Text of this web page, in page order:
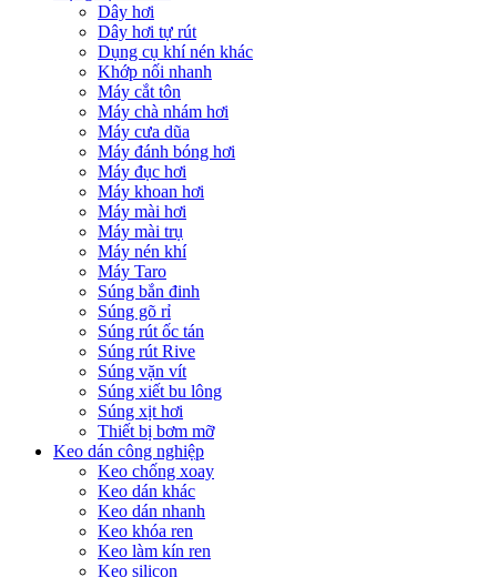
Dây hơi
Dây hơi tự rút
Dụng cụ khí nén khác
Khớp nối nhanh
Máy cắt tôn
Máy chà nhám hơi
Máy cưa dũa
Máy đánh bóng hơi
Máy đục hơi
Máy khoan hơi
Máy mài hơi
Máy mài trụ
Máy nén khí
Máy Taro
Súng bắn đinh
Súng gõ rỉ
Súng rút ốc tán
Súng rút Rive
Súng vặn vít
Súng xiết bu lông
Súng xịt hơi
Thiết bị bơm mỡ
Keo dán công nghiệp
Keo chống xoay
Keo dán khác
Keo dán nhanh
Keo khóa ren
Keo làm kín ren
Keo silicon